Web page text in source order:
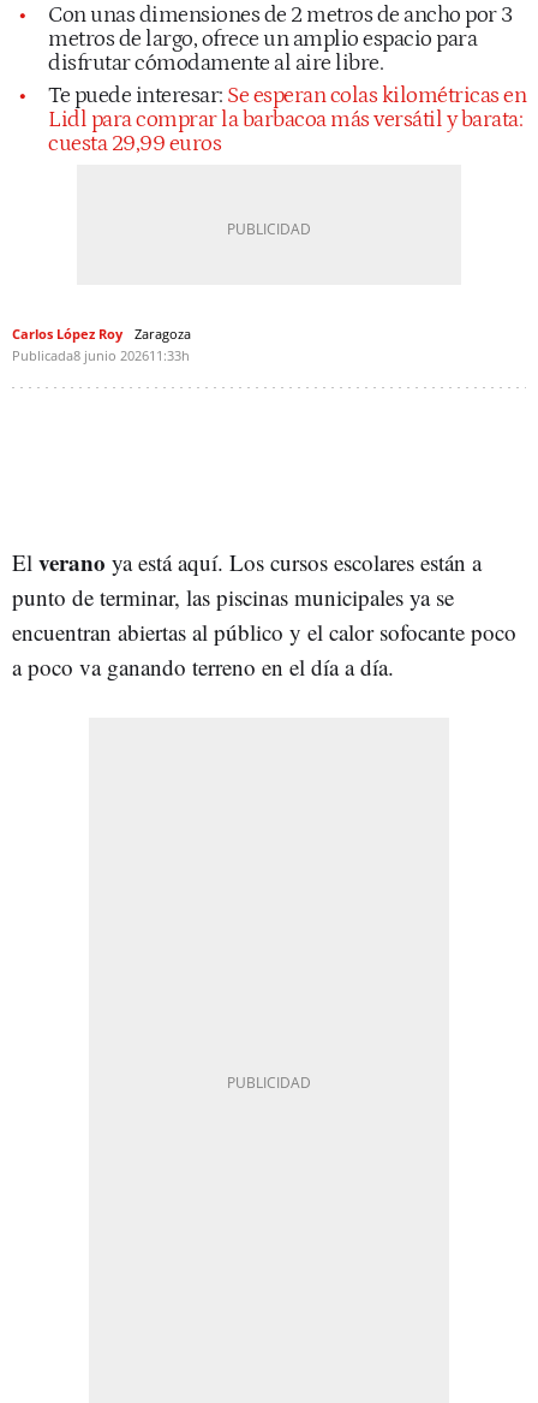
Con unas dimensiones de 2 metros de ancho por 3
metros de largo, ofrece un amplio espacio para
disfrutar cómodamente al aire libre.
Te puede interesar: Se esperan colas kilométricas en
Lidl para comprar la barbacoa más versátil y barata:
cuesta 29,99 euros
Carlos López Roy
Zaragoza
Publicada8 junio 202611:33h
El verano ya está aquí. Los cursos escolares están a
punto de terminar, las piscinas municipales ya se
encuentran abiertas al público y el calor sofocante poco
a poco va ganando terreno en el día a día.